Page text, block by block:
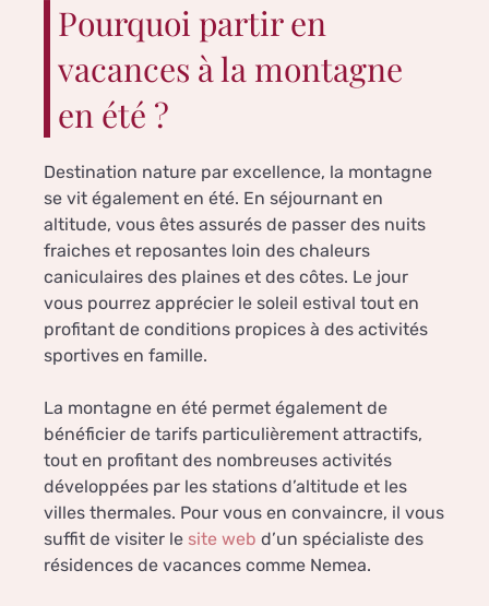
Pourquoi partir en
vacances à la montagne
en été ?
Destination nature par excellence, la montagne
se vit également en été. En séjournant en
altitude, vous êtes assurés de passer des nuits
fraiches et reposantes loin des chaleurs
caniculaires des plaines et des côtes. Le jour
vous pourrez apprécier le soleil estival tout en
profitant de conditions propices à des activités
sportives en famille.
La montagne en été permet également de
bénéficier de tarifs particulièrement attractifs,
tout en profitant des nombreuses activités
développées par les stations d’altitude et les
villes thermales. Pour vous en convaincre, il vous
suffit de visiter le site web d’un spécialiste des
résidences de vacances comme Nemea.